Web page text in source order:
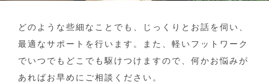
どのような些細なことでも、じっくりとお話を伺い、
最適なサポートを行います。また、軽いフットワーク
でいつでもどこでも駆けつけますので、何かお悩みが
あればお早めにご相談ください。